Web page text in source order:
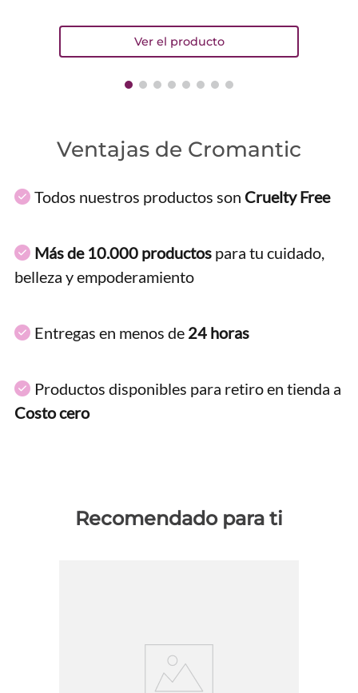
Ventajas de Cromantic
Todos nuestros productos son Cruelty Free
Más de 10.000 productos para tu cuidado,
belleza y empoderamiento
Entregas en menos de 24 horas
Productos disponibles para retiro en tienda a
Costo cero
Recomendado para ti